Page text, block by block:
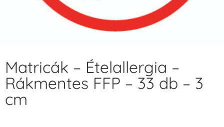
Matricák – Ételallergia –
Rákmentes FFP – 33 db – 3
cm